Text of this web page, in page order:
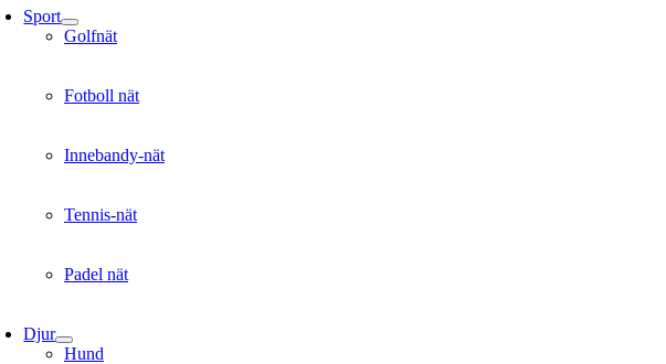
Sport
Golfnät
Fotboll nät
Innebandy-nät
Tennis-nät
Padel nät
Djur
Hund